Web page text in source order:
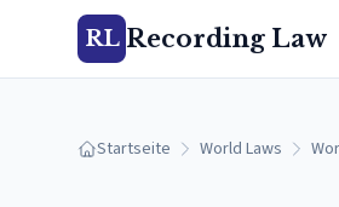
RL Recording Law
Startseite World Laws